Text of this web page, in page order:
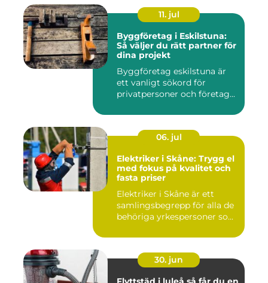
11. jul
Byggföretag i Eskilstuna:
Så väljer du rätt partner för
dina projekt
Byggföretag eskilstuna är
ett vanligt sökord för
privatpersoner och företag...
06. jul
Elektriker i Skåne: Trygg el
med fokus på kvalitet och
fasta priser
Elektriker i Skåne är ett
samlingsbegrepp för alla de
behöriga yrkespersoner so...
30. jun